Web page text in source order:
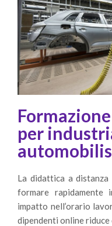
per
La didattica a
formare
impatto nell’orario
dipendenti online